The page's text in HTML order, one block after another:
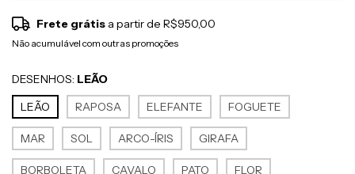
Frete grátis a partir deR$950,00
Não acumulável com outras promoções
DESENHOS: LEÃO
LEÃO
RAPOSA ELEFANTE FOGUETE
MAR SOL ARCO-ÍRIS GIRAFA
BORBOLETA CAVALO PATO FLOR